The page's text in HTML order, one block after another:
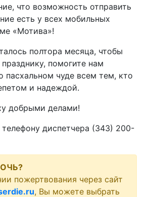
что возможность отправить
есть у всех мобильных
«Мотива»!
полтора месяца, чтобы
помогите нам
пасхальном чуде всем тем, кто
и надеждой.
добрыми делами!
диспетчера (343) 200-
пожертвования через сайт
, Вы можете выбрать